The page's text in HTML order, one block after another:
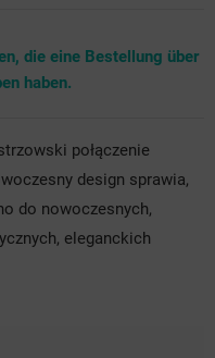
die eine Bestellung über
haben.
połączenie
design sprawia,
do nowoczesnych,
eleganckich